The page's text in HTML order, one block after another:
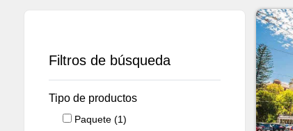
Filtros de búsqueda
Tipo de productos
Paquete (1)